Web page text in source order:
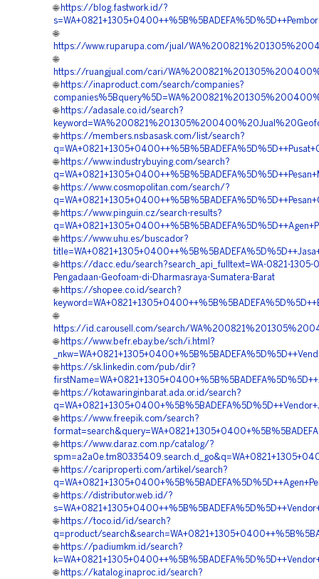
🌐 https://blog.fastwork.id/?
🌐
https://www.ruparupa.com/jual/
🌐
https://ruangjual.com/cari/
🌐 https://inaproduct.com/search/companies?
🌐 https://adasale.co.id/search?
🌐 https://members.nsbasask.com/list/search?
🌐 https://www.industrybuying.com/search?
🌐 https://www.cosmopolitan.com/search/?
🌐 https://www.pinguin.cz/search-results?
🌐 https://www.uhu.es/buscador?
🌐 https://dacc.edu/search?search_api_fulltext=WA-0821-1305-
Pengadaan-Geofoam-di-Dharmasraya-Sumatera-Barat
🌐 https://shopee.co.id/search?
🌐
https://id.carousell.com/search/
🌐 https://www.befr.ebay.be/sch/i.html?
🌐 https://sk.linkedin.com/pub/dir?
🌐 https://kotawaringinbarat.ada.or.id/search?
🌐 https://www.freepik.com/search?
🌐 https://www.daraz.com.np/catalog/?
🌐 https://cariproperti.com/artikel/search?
🌐 https://distributor.web.id/?
🌐 https://toco.id/id/search?
q=product/
🌐 https://padiumkm.id/search?
🌐 https://katalog.inaproc.id/search?